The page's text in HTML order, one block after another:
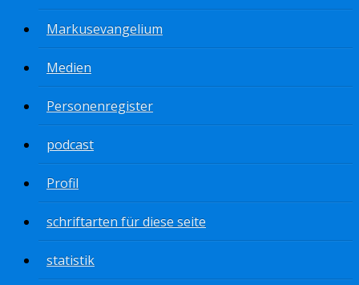
Markusevangelium
Medien
Personenregister
podcast
Profil
schriftarten für diese seite
statistik